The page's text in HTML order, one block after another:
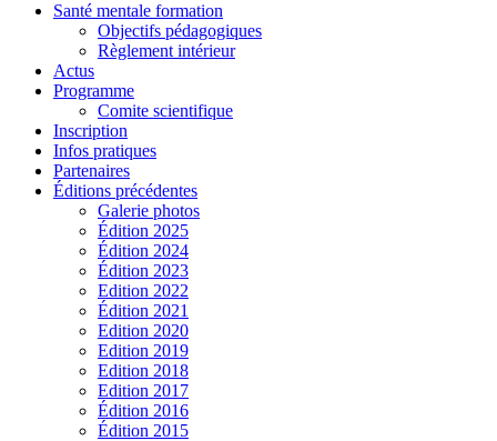
Santé mentale formation
Objectifs pédagogiques
Règlement intérieur
Actus
Programme
Comite scientifique
Inscription
Infos pratiques
Partenaires
Éditions précédentes
Galerie photos
Édition 2025
Édition 2024
Édition 2023
Edition 2022
Édition 2021
Edition 2020
Edition 2019
Edition 2018
Edition 2017
Édition 2016
Édition 2015